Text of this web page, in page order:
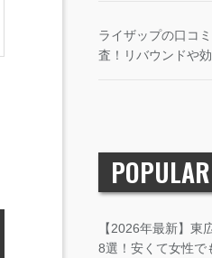
ライザップの口コ
査！リバウンドや
POPULAR
【2026年最新】東
8選！安くて女性で